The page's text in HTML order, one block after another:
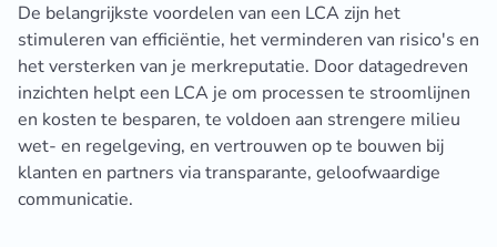
De belangrijkste voordelen van een LCA zijn het
stimuleren van efficiëntie, het verminderen van risico's en
het versterken van je merkreputatie. Door datagedreven
inzichten helpt een LCA je om processen te stroomlijnen
en kosten te besparen, te voldoen aan strengere milieu
wet- en regelgeving, en vertrouwen op te bouwen bij
klanten en partners via transparante, geloofwaardige
communicatie.